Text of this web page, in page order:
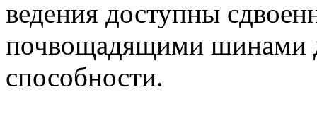
ведения доступны
почвощадящими шинами
способности.